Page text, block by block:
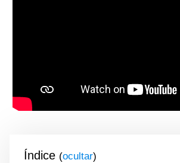
Índice ( )